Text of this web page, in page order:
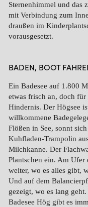
Sternenhimmel und das
mit Verbindung zum
draußen im
vorausgesetzt.
BADEN, BOOT
Ein Badesee auf 1.800
etwas frisch an, doch für
Hindernis. DerHögsee
willkommene
Flößen in See, sonnt
Kuhfladen-Trampolin
Milchkanne. Der
Plantschen ein. Am Ufer
weiter, wo es alles gibt,
Und auf dem
gezeigt, wo es lang
Badesee Hög gibt es